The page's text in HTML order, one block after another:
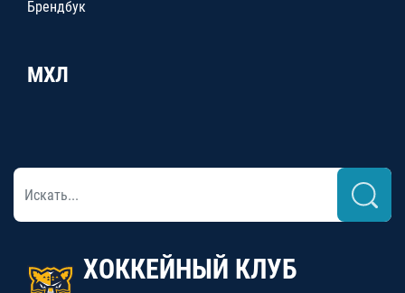
Брендбук
МХЛ
ХОККЕЙНЫЙ КЛУБ